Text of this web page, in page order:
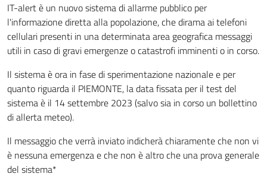
IT-alert è un nuovo sistema di allarme pubblico per
l'informazione diretta alla popolazione, che dirama ai telefoni
cellulari presenti in una determinata area geografica messaggi
utili in caso di gravi emergenze o catastrofi imminenti o in corso.
Il sistema è ora in fase di sperimentazione nazionale e per
quanto riguarda il PIEMONTE, la data fissata per il test del
sistema è il 14 settembre 2023 (salvo sia in corso un bollettino
di allerta meteo).
Il messaggio che verrà inviato indicherà chiaramente che non vi
è nessuna emergenza e che non è altro che una prova generale
del sistema*